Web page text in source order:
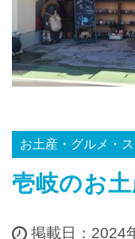
お土産・グルメ・
壱岐のお
掲載日：2024